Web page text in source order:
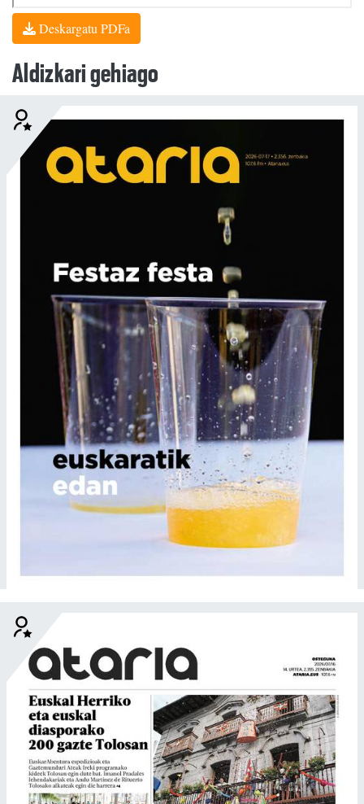
Deskargatu PDFa
Aldizkari gehiago